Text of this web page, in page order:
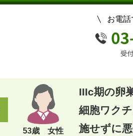
お電話
53歳 女性
IIIc期の卵
細胞ワク
施せずに